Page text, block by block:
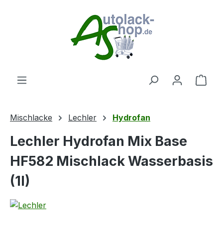
Mischlacke Lechler Hydrofan
Lechler Hydrofan Mix Base
HF582 Mischlack Wasserbasis
(1l)